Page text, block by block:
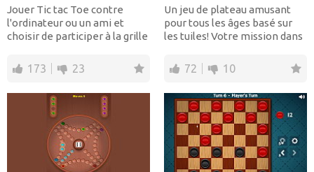
Jouer Tic tac Toe contre
l'ordinateur ou un ami et
choisir de participer à la grille
173 23
Un jeu de plateau amusant
pour tous les âges basé sur
les tuiles! Votre mission dans
72 10